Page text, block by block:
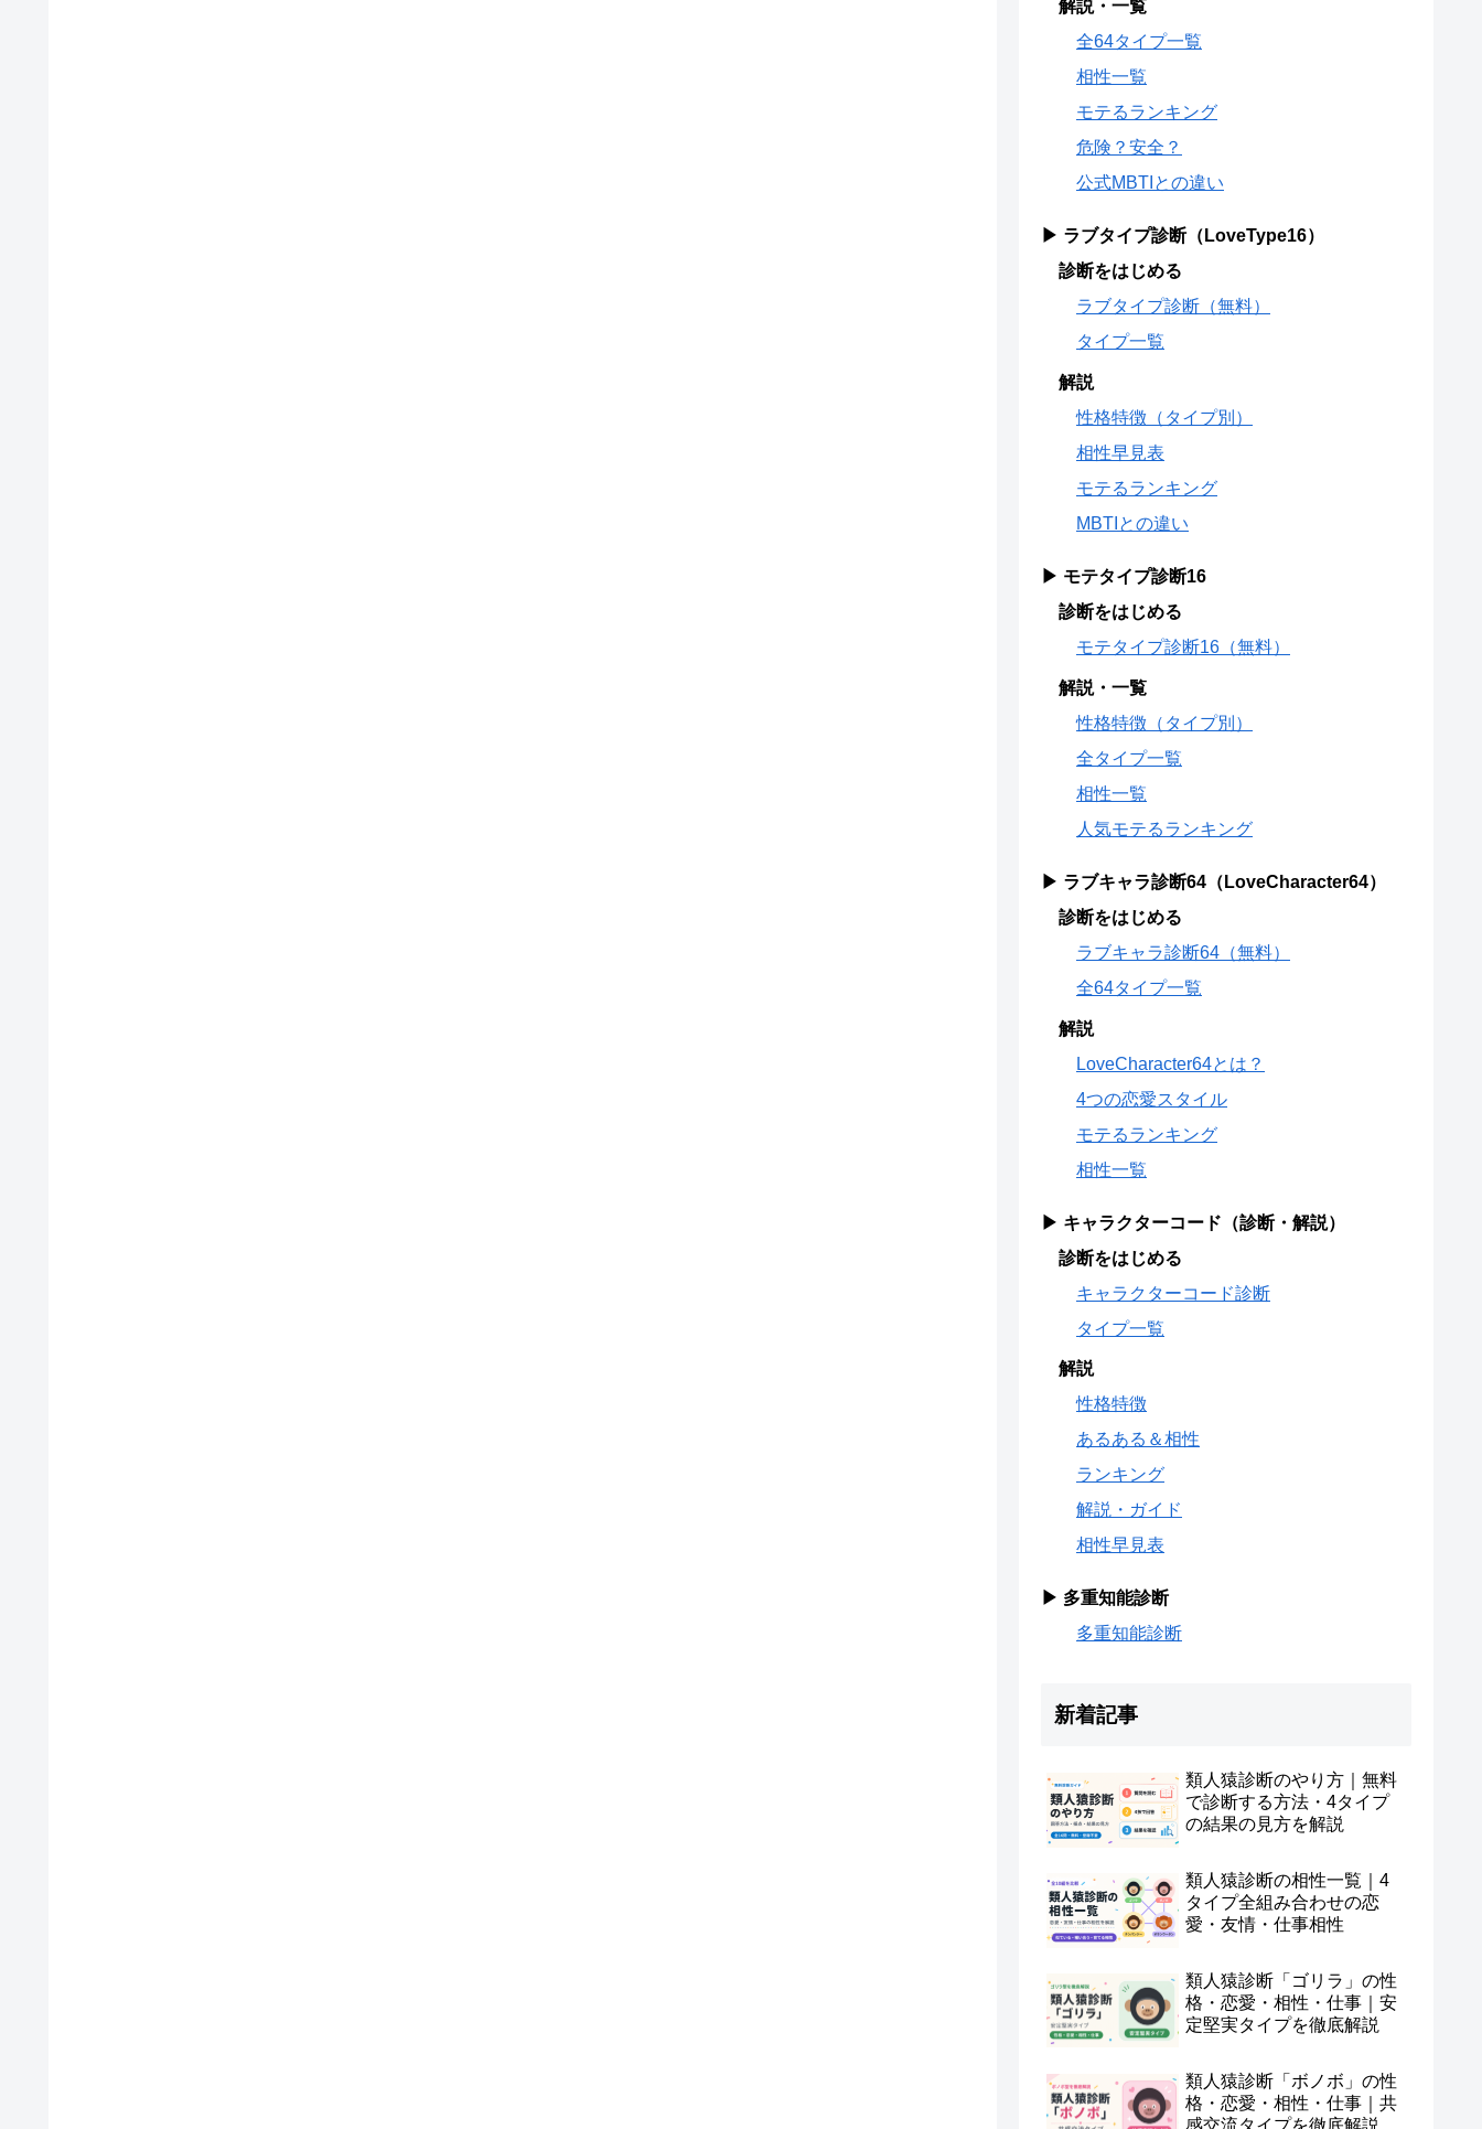
解説・一覧
全64タイプ一覧
相性一覧
モテるランキング
危険？安全？
公式MBTIとの違い
▶ ラブタイプ診断（LoveType16）
診断をはじめる
ラブタイプ診断（無料）
タイプ一覧
解説
性格特徴（タイプ別）
相性早見表
モテるランキング
MBTIとの違い
▶ モテタイプ診断16
診断をはじめる
モテタイプ診断16（無料）
解説・一覧
性格特徴（タイプ別）
全タイプ一覧
相性一覧
人気モテるランキング
▶ ラブキャラ診断64（LoveCharacter64）
診断をはじめる
ラブキャラ診断64（無料）
全64タイプ一覧
解説
LoveCharacter64とは？
4つの恋愛スタイル
モテるランキング
相性一覧
▶ キャラクターコード（診断・解説）
診断をはじめる
キャラクターコード診断
タイプ一覧
解説
性格特徴
あるある＆相性
ランキング
解説・ガイド
相性早見表
▶ 多重知能診断
多重知能診断
新着記事
類人猿診断のやり方｜無料
で診断する方法・4タイプ
の結果の見方を解説
類人猿診断の相性一覧｜4
タイプ全組み合わせの恋
愛・友情・仕事相性
類人猿診断「ゴリラ」の性
格・恋愛・相性・仕事｜安
定堅実タイプを徹底解説
類人猿診断「ボノボ」の性
格・恋愛・相性・仕事｜共
感交流タイプを徹底解説